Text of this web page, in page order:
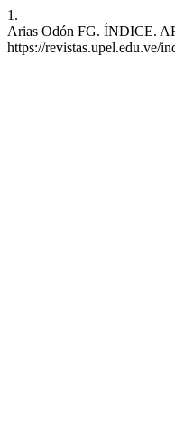
1.
Arias Odón FG. ÍNDICE.
https://revistas.upel.edu.ve/